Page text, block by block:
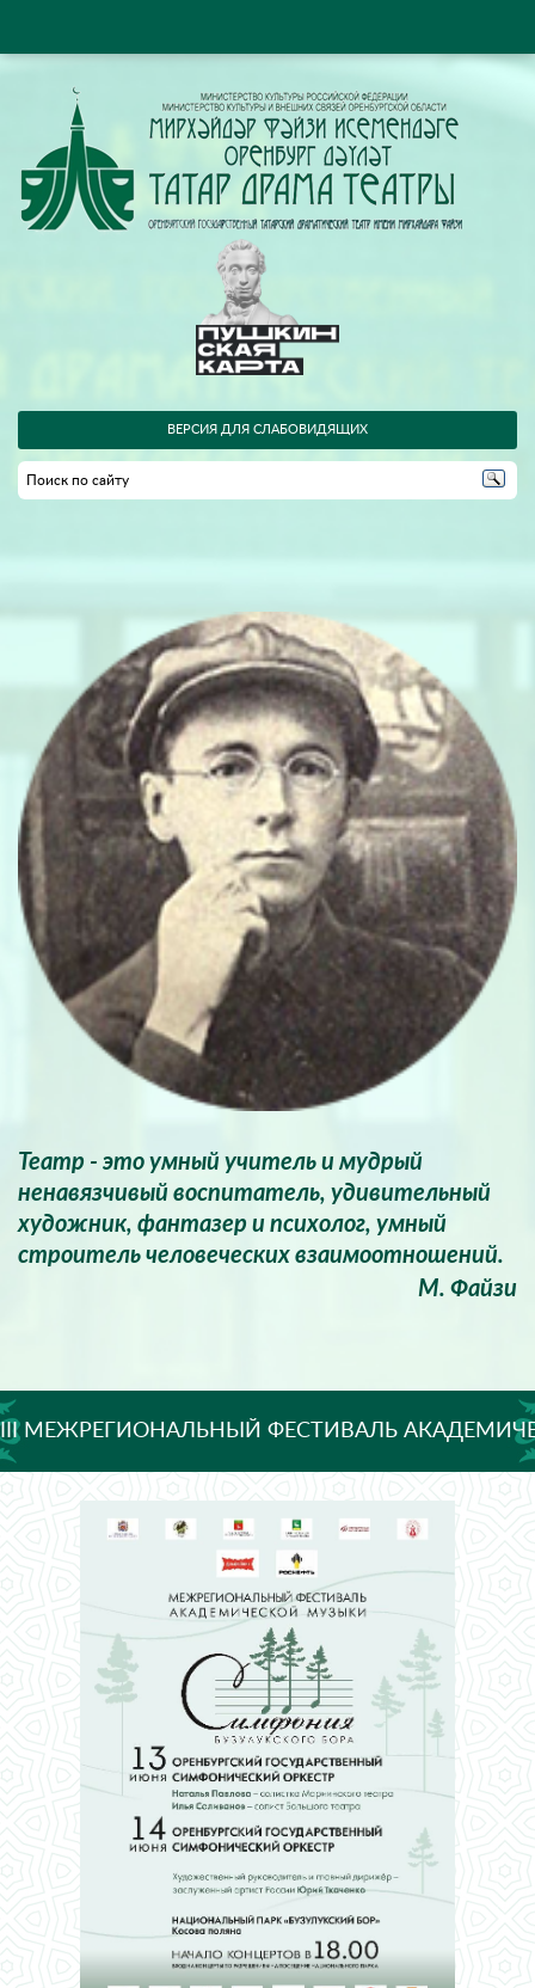
ВЕРСИЯ ДЛЯ СЛАБОВИДЯЩИХ
Театр - это умный учитель и мудрый
ненавязчивый воспитатель, удивительный
художник, фантазер и психолог, умный
строитель человеческих взаимоотношений.
М. Файзи
III МЕЖРЕГИОНАЛЬНЫЙ ФЕСТИВАЛЬ